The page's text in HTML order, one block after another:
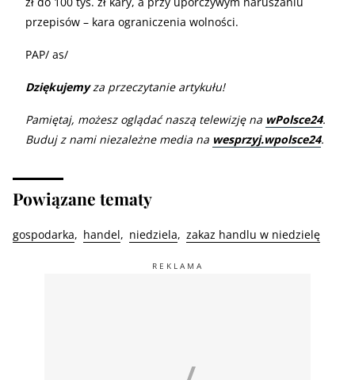
przepisów – kara ograniczenia wolności.
PAP/ as/
Dziękujemyza przeczytanie artykułu!
Pamiętaj, możesz oglądać naszą telewizję na wPolsce24.
Buduj z nami niezależne media na wesprzyj.wpolsce24.
Powiązane tematy
gospodarka handel niedziela zakaz handlu w niedzielę